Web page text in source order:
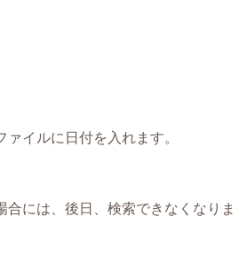
イルに日付を入れます。
合には、後日、検索できなくなりま